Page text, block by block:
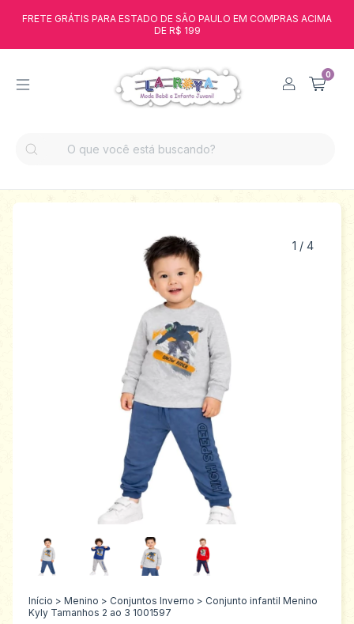
FRETE GRÁTIS PARA ESTADO DE SÃO PAULO EM COMPRAS ACIMA
DE R$ 199
0
1 / 4
Início > Menino > Conjuntos Inverno > Conjunto infantil Menino
Kyly Tamanhos 2 ao 3 1001597